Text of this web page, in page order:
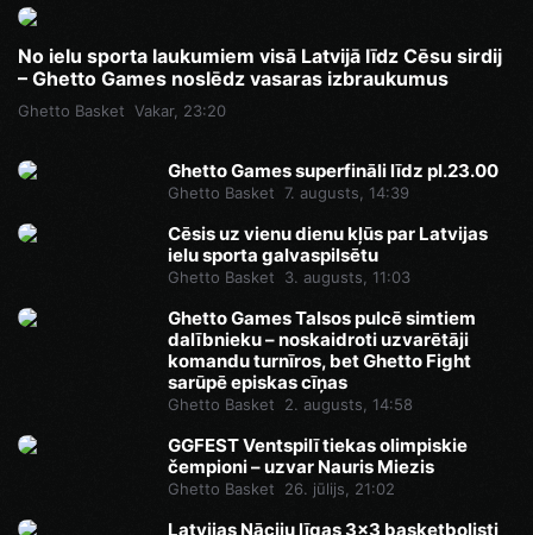
No ielu sporta laukumiem visā Latvijā līdz Cēsu sirdij
– Ghetto Games noslēdz vasaras izbraukumus
Ghetto Basket Vakar, 23:20
Ghetto Games superfināli līdz pl.23.00
Ghetto Basket 7. augusts, 14:39
Cēsis uz vienu dienu kļūs par Latvijas
ielu sporta galvaspilsētu
Ghetto Basket 3. augusts, 11:03
Ghetto Games Talsos pulcē simtiem
dalībnieku – noskaidroti uzvarētāji
komandu turnīros, bet Ghetto Fight
sarūpē episkas cīņas
Ghetto Basket 2. augusts, 14:58
GGFEST Ventspilī tiekas olimpiskie
čempioni – uzvar Nauris Miezis
Ghetto Basket 26. jūlijs, 21:02
Latvijas Nāciju līgas 3x3 basketbolisti